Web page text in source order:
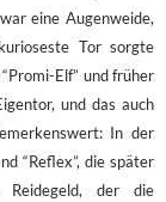
eine Augenweide,
Tor sorgte
Elf” und früher
und das auch
In der
“Reflex”, die später
Reidegeld, der die